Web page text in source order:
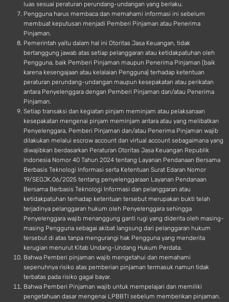
luas sesuai peraturan perundang-undangan yang berlaku.
Pengguna harus membaca dan memahami informasi ini sebelum
membuat keputusan menjadi Pemberi Pinjaman atau Penerima
Pinjaman.
Pemerintah yaitu dalam hal ini Otoritas Jasa Keuangan, tidak
bertanggung jawab atas setiap pelanggaran atau ketidakpatuhan oleh
Pengguna, baik Pemberi Pinjaman maupun Penerima Pinjaman (baik
karena kesengajaan atau kelalaian Pengguna) terhadap ketentuan
peraturan perundang-undangan maupun kesepakatan atau perikatan
antara Penyelenggara dengan Pemberi Pinjaman dan/atau Penerima
Pinjaman.
Setiap transaksi dan kegiatan pinjam meminjam atau pelaksanaan
kesepakatan mengenai pinjam meminjam antara atau yang melibatkan
Penyelenggara, Pemberi Pinjaman dan/atau Penerima Pinjaman wajib
dilakukan melalui escrow account dan virtual account sebagaimana yang
diwajibkan berdasarkan Peraturan Otoritas Jasa Keuangan Republik
Indonesia Nomor 40 Tahun 2024 tentang Layanan Pendanaan Bersama
Berbasis Teknologi Informasi serta Ketentuan Surat Edaran Nomor
19/SEOJK.06/2025 tentang penyelenggaraan Layanan Pendanaan
Bersama Berbasis Teknologi Informasi dan pelanggaran atau
ketidakpatuhan terhadap ketentuan tersebut merupakan bukti telah
terjadinya pelanggaran hukum oleh Penyelenggara sehingga
Penyelenggara wajib menanggung ganti rugi yang diderita oleh masing-
masing Pengguna sebagai akibat langsung dari pelanggaran hukum
tersebut di atas tanpa mengurangi hak Pengguna yang menderita
kerugian menurut Kitab Undang-Undang Hukum Perdata.
Bahwa Pemberi pinjaman wajib mengetahui dan memahami
sepenuhnya risiko atas pemberian pinjaman termasuk namun tidak
terbatas pada risiko gagal bayar.
Bahwa Pemberi Pinjaman wajib untuk mempelajari dan memiliki
pengetahuan dasar mengenai LPBBTI sebelum memberikan pinjaman.